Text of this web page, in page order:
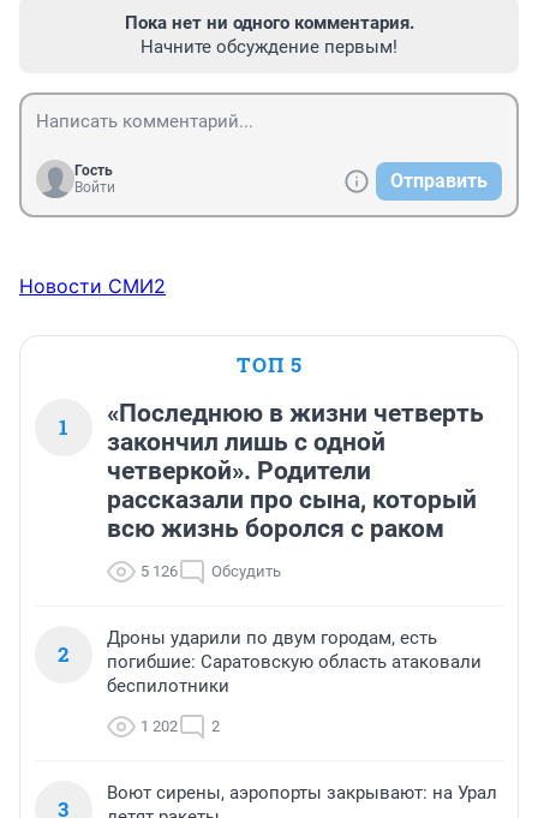
Пока нет ни одного комментария.
Начните обсуждение первым!
Гость
Войти
Отправить
Новости СМИ2
ТОП 5
1
«Последнюю в жизни четверть
закончил лишь с одной
четверкой». Родители
рассказали про сына, который
всю жизнь боролся с раком
5 126 Обсудить
2
Дроны ударили по двум городам, есть
погибшие: Саратовскую область атаковали
беспилотники
1 202 2
3
Воют сирены, аэропорты закрывают: на Урал